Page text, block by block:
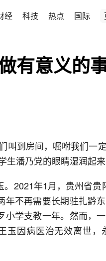
经 科技 热点 国际
有意义的
叫到房间，嘱咐我们一
潘乃党的眼睛湿润起来
2021年1月，贵州省
年不再需要长期驻扎黔
小学支教一年。然而，
玉因病医治无效离世